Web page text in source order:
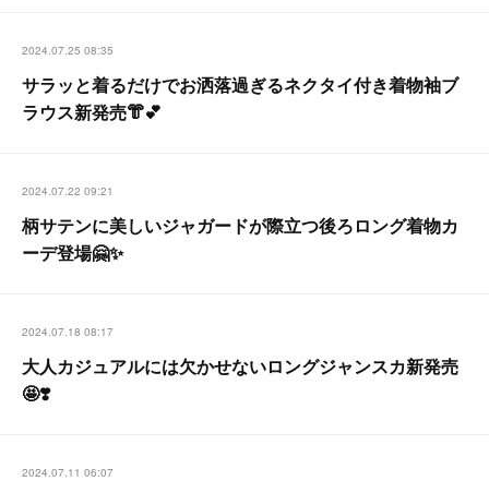
2024.07.25 08:35
サラッと着るだけでお洒落過ぎるネクタイ付き着物袖ブ
ラウス新発売👘💕
2024.07.22 09:21
柄サテンに美しいジャガードが際立つ後ろロング着物カ
ーデ登場🤗✨
2024.07.18 08:17
大人カジュアルには欠かせないロングジャンスカ新発売
🤩❣️
2024.07.11 06:07